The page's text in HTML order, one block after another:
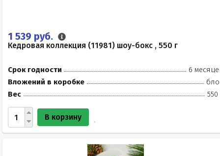
1 539 руб.
Кедровая коллекция (11981) шоу-бокс , 550 г
Срок годности
6
Вложений в коробке
Вес
550
В корзину